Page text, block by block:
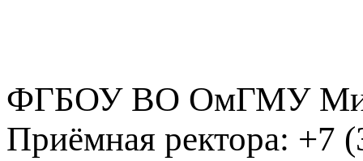
ФГБОУ ВО ОмГМУ
Приёмная ректора: +7